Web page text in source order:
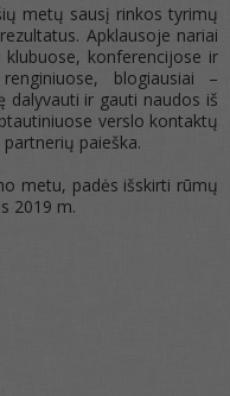
metų sausį rinkos tyrimų
Apklausoje nariai
konferencijose ir
blogiausiai –
dalyvauti ir gauti naudos iš
verslo kontaktų
paieška.
metu, padės išskirti rūmų
2019 m.